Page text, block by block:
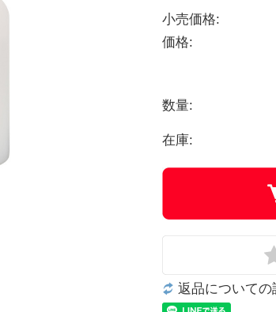
小売価格:
価格:
数量:
在庫:
返品についての